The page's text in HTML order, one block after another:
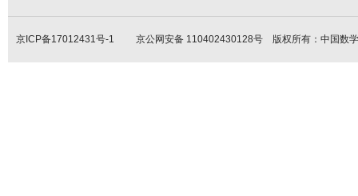
京ICP备17012431号-1 京公网安备 110402430128号 版权所有：中国